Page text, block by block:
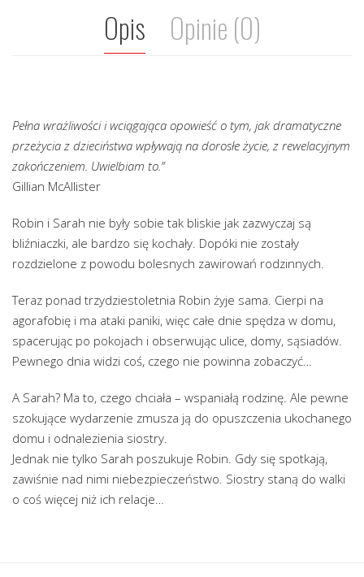
Opis Opinie (0)
Pełna wrażliwości i wciągająca opowieść o tym, jak dramatyczne
przeżycia z dzieciństwa wpływają na dorosłe życie, z rewelacyjnym
zakończeniem. Uwielbiam to.”
Gillian McAllister
Robin i Sarah nie były sobie tak bliskie jak zazwyczaj są
bliźniaczki, ale bardzo się kochały. Dopóki nie zostały
rozdzielone z powodu bolesnych zawirowań rodzinnych.
Teraz ponad trzydziestoletnia Robin żyje sama. Cierpi na
agorafobię i ma ataki paniki, więc całe dnie spędza w domu,
spacerując po pokojach i obserwując ulice, domy, sąsiadów.
Pewnego dnia widzi coś, czego nie powinna zobaczyć…
A Sarah? Ma to, czego chciała – wspaniałą rodzinę. Ale pewne
szokujące wydarzenie zmusza ją do opuszczenia ukochanego
domu i odnalezienia siostry.
Jednak nie tylko Sarah poszukuje Robin. Gdy się spotkają,
zawiśnie nad nimi niebezpieczeństwo. Siostry staną do walki
o coś więcej niż ich relacje…